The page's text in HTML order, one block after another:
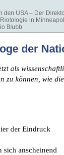
den USA – Der
in
Blubb
der
als
zu können, wie
der Eindruck
sich anscheinend